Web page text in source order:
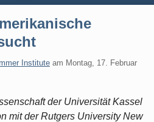
Institute am Montag, 17. Februar
der Universität Kassel
mit der Rutgers University New